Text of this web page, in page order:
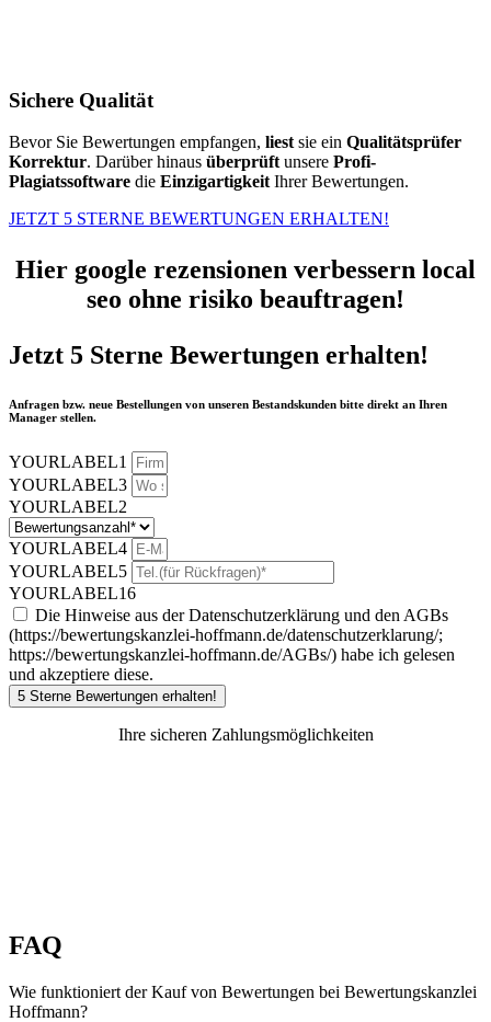
Sichere Qualität
Bevor Sie Bewertungen empfangen, liest sie ein Qualitätsprüfer
Korrektur. Darüber hinaus überprüft unsere Profi-
Plagiatssoftware die Einzigartigkeit Ihrer Bewertungen.
JETZT 5 STERNE BEWERTUNGEN ERHALTEN!
Hier google rezensionen verbessern local
seo ohne risiko beauftragen!
Jetzt 5 Sterne Bewertungen erhalten!
Anfragen bzw. neue Bestellungen von unseren Bestandskunden bitte direkt an Ihren
Manager stellen.
YOURLABEL1
YOURLABEL3
YOURLABEL2
YOURLABEL4
YOURLABEL5
YOURLABEL16
Die Hinweise aus der Datenschutzerklärung und den AGBs
(https://bewertungskanzlei-hoffmann.de/datenschutzerklarung/;
https://bewertungskanzlei-hoffmann.de/AGBs/) habe ich gelesen
und akzeptiere diese.
5 Sterne Bewertungen erhalten!
Ihre sicheren Zahlungsmöglichkeiten
FAQ
Wie funktioniert der Kauf von Bewertungen bei Bewertungskanzlei
Hoffmann?